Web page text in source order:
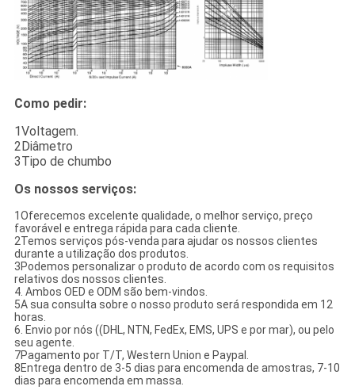
Como pedir:
1Voltagem.
2Diâmetro
3Tipo de chumbo
Os nossos serviços:
1Oferecemos excelente qualidade, o melhor serviço, preço
favorável e entrega rápida para cada cliente.
2Temos serviços pós-venda para ajudar os nossos clientes
durante a utilização dos produtos.
3Podemos personalizar o produto de acordo com os requisitos
relativos dos nossos clientes.
4. Ambos OED e ODM são bem-vindos.
5A sua consulta sobre o nosso produto será respondida em 12
horas.
6. Envio por nós ((DHL, NTN, FedEx, EMS, UPS e por mar), ou pelo
seu agente.
7Pagamento por T/T, Western Union e Paypal.
8Entrega dentro de 3-5 dias para encomenda de amostras, 7-10
dias para encomenda em massa.